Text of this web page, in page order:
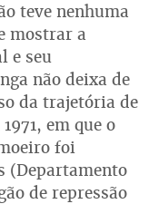
teve nenhuma
mostrar a
e seu
não deixa de
da trajetória de
em que o
foi
(Departamento
de repressão